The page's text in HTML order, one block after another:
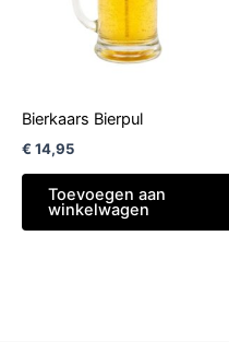
Bierkaars Bierpul
€ 14,95
Toevoegen aan
winkelwagen